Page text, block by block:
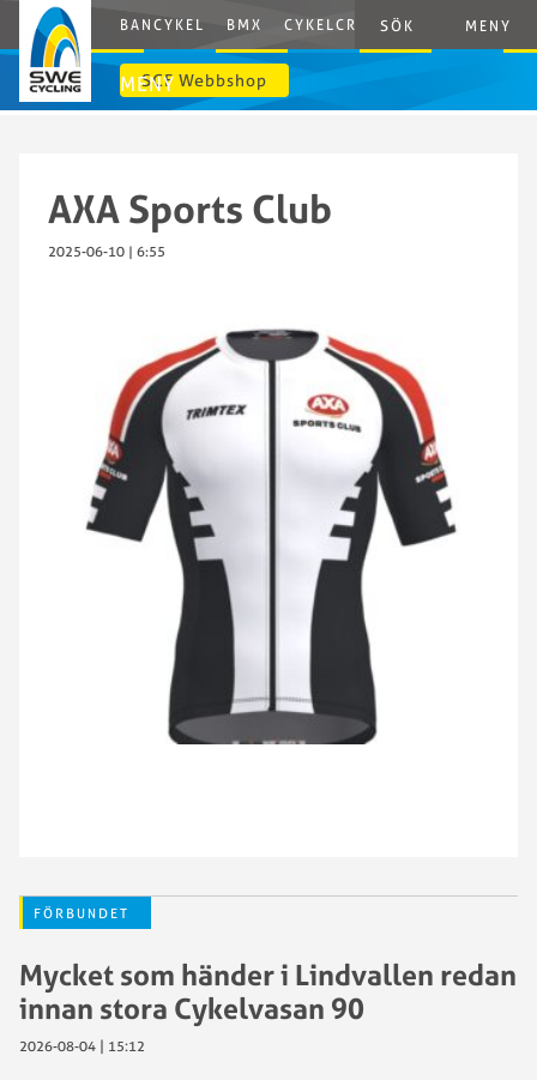
BANCYKEL BMX CYKELCROSS E-CYCLING
SÖK MENY
MENY
SCF Webbshop
AXA Sports Club
2025-06-10 | 6:55
FÖRBUNDET
Mycket som händer i Lindvallen redan
innan stora Cykelvasan 90
2026-08-04 | 15:12